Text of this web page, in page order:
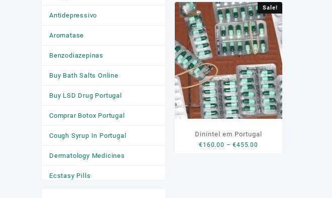
Antidepressivo
Aromatase
Benzodiazepinas
Buy Bath Salts Online
Buy LSD Drug Portugal
Comprar Botox Portugal
Cough Syrup In Portugal
Dermatology Medicines
Ecstasy Pills
Sale!
Dinintel em Portugal
€160.00 – €455.00